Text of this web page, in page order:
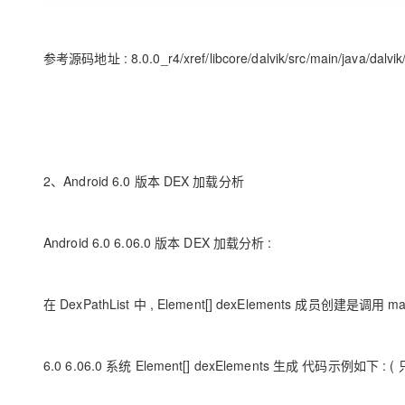
参考源码地址 : 8.0.0_r4/xref/libcore/dalvik/src/main/java/
2、Android 6.0 版本 DEX 加载分析
Android 6.0 6.06.0 版本 DEX 加载分析 :
在 DexPathList 中 , Element[] dexElements 成员创建是调用
6.0 6.06.0 系统 Element[] dexElements 生成 代码示例如下 : (